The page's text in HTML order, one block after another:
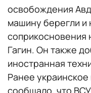
освобождения
машину берегли и
соприкосновения
Гагин. Он также
иностранная
Ранее
сообщало, что